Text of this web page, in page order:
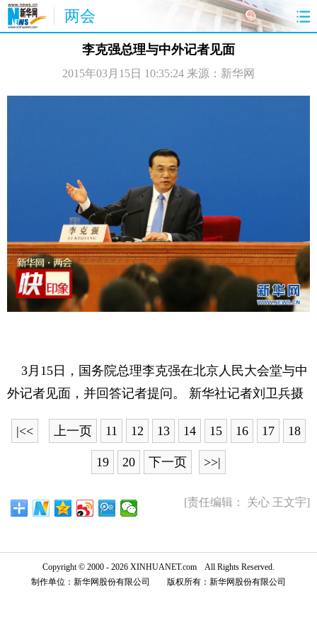
两会
聚焦 最新报道
特稿 授权发布
李克强总理与中外记者见面
2015年03月15日 10:35:24 来源：新华网
3月15日，国务院总理李克强在北京人民大会堂与中
外记者见面，并回答记者提问。 新华社记者刘卫兵摄
|<< 上一页 11 12 13 14 15 16 17 18
19 20 下一页 >>|
[责任编辑： 关心 王文宇]
Copyright © 2000 - 2026 XINHUANET.com All Rights Reserved.
制作单位：新华网股份有限公司 版权所有：新华网股份有限公司